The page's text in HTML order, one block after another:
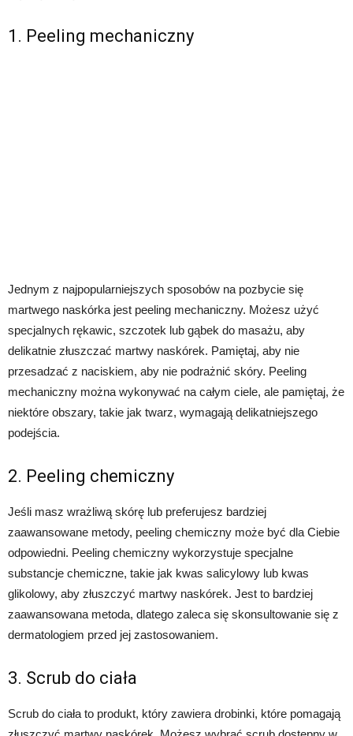
1. Peeling mechaniczny
Jednym z najpopularniejszych sposobów na pozbycie się
martwego naskórka jest peeling mechaniczny. Możesz użyć
specjalnych rękawic, szczotek lub gąbek do masażu, aby
delikatnie złuszczać martwy naskórek. Pamiętaj, aby nie
przesadzać z naciskiem, aby nie podrażnić skóry. Peeling
mechaniczny można wykonywać na całym ciele, ale pamiętaj, że
niektóre obszary, takie jak twarz, wymagają delikatniejszego
podejścia.
2. Peeling chemiczny
Jeśli masz wrażliwą skórę lub preferujesz bardziej
zaawansowane metody, peeling chemiczny może być dla Ciebie
odpowiedni. Peeling chemiczny wykorzystuje specjalne
substancje chemiczne, takie jak kwas salicylowy lub kwas
glikolowy, aby złuszczyć martwy naskórek. Jest to bardziej
zaawansowana metoda, dlatego zaleca się skonsultowanie się z
dermatologiem przed jej zastosowaniem.
3. Scrub do ciała
Scrub do ciała to produkt, który zawiera drobinki, które pomagają